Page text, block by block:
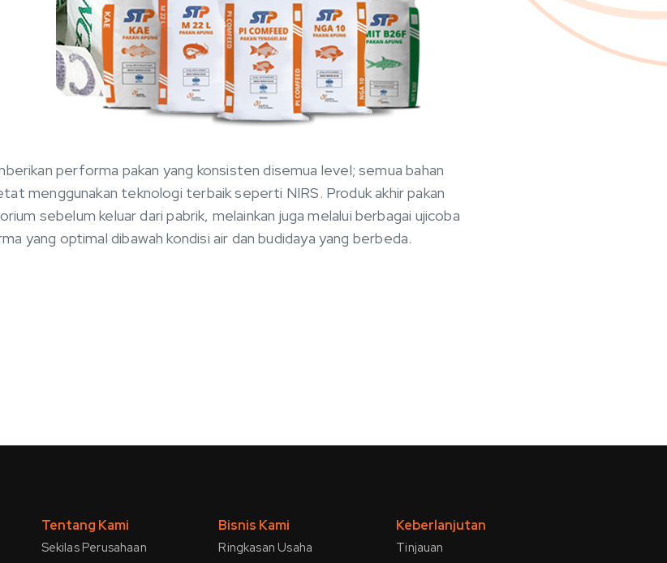
performa pakan yang konsisten disemua level; semua bahan
menggunakan teknologi terbaik seperti NIRS. Produk akhir pakan
sebelum keluar dari pabrik, melainkan juga melalui berbagai ujicoba
yang optimal dibawah kondisi air dan budidaya yang berbeda.
Tentang Kami
Sekilas Perusahaan
Bisnis Kami
Ringkasan Usaha
Keberlanjutan
Tinjauan